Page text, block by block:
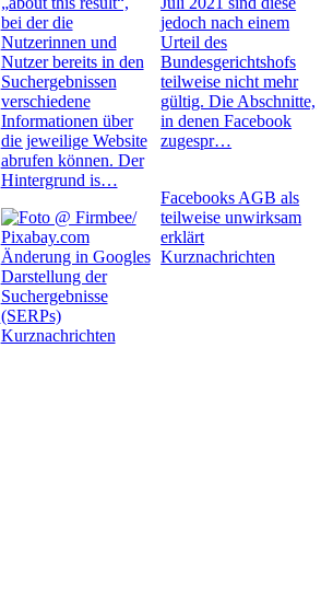
bei der die
Nutzerinnen und
Nutzer bereits in den
Suchergebnissen
verschiedene
Informationen über
die jeweilige Website
abrufen können. Der
Hintergrund is…
Änderung in Googles
Darstellung der
Suchergebnisse
(SERPs)
Kurznachrichten
jedoch nach einem
Urteil des
Bundesgerichtshofs
teilweise nicht mehr
gültig. Die Abschnitte,
in denen Facebook
zugespr…
Facebooks AGB als
teilweise unwirksam
erklärt
Kurznachrichten